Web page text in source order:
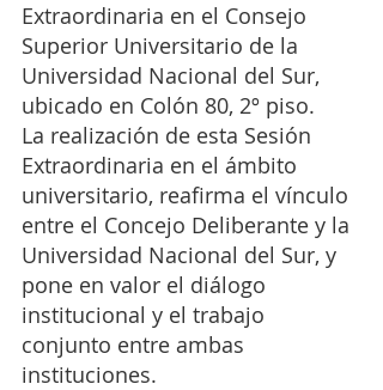
Extraordinaria en el Consejo
Superior Universitario de la
Universidad Nacional del Sur,
ubicado en Colón 80, 2º piso.
La realización de esta Sesión
Extraordinaria en el ámbito
universitario, reafirma el vínculo
entre el Concejo Deliberante y la
Universidad Nacional del Sur, y
pone en valor el diálogo
institucional y el trabajo
conjunto entre ambas
instituciones.